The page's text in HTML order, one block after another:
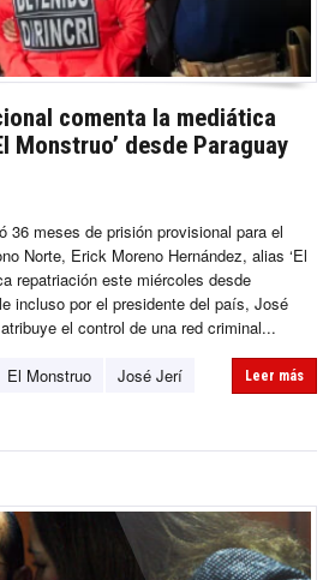
comenta la mediática
Monstruo’ desde Paraguay
36 meses de prisión provisional para el
Norte, Erick Moreno Hernández, alias ‘El
repatriación este miércoles desde
incluso por el presidente del país, José
el control de una red criminal...
El Monstruo
José Jerí
Leer más